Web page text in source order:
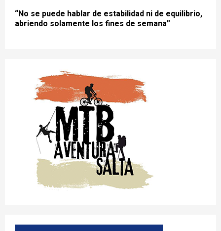
“No se puede hablar de estabilidad ni de equilibrio,
abriendo solamente los fines de semana”